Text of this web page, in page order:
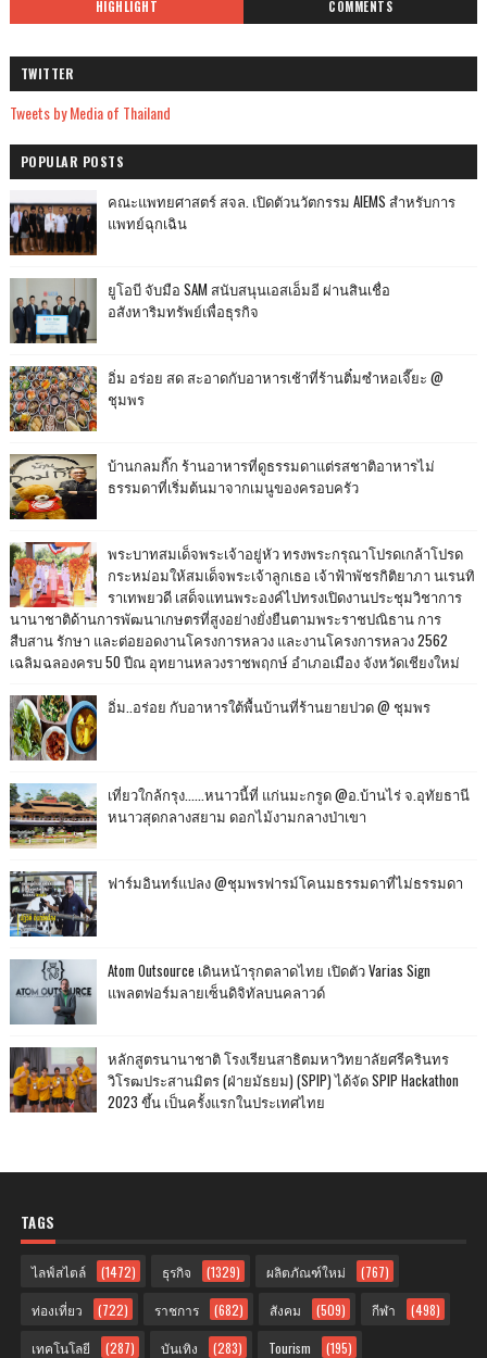
HIGHLIGHT COMMENTS
TWITTER
Tweets by Media of Thailand
POPULAR POSTS
คณะแพทยศาสตร์ สจล. เปิดตัวนวัตกรรม AIEMS สำหรับการ
แพทย์ฉุกเฉิน
ยูโอบี จับมือ SAM สนับสนุนเอสเอ็มอี ผ่านสินเชื่อ
อสังหาริมทรัพย์เพื่อธุรกิจ
อิ่ม อร่อย สด สะอาดกับอาหารเช้าที่ร้านติ๋มซำหอเจี๊ยะ @
ชุมพร
บ้านกลมกิ๊ก ร้านอาหารที่ดูธรรมดาแต่รสชาติอาหารไม่
ธรรมดาที่เริ่มต้นมาจากเมนูของครอบครัว
พระบาทสมเด็จพระเจ้าอยู่หัว ทรงพระกรุณาโปรดเกล้าโปรด
กระหม่อมให้สมเด็จพระเจ้าลูกเธอ เจ้าฟ้าพัชรกิติยาภา นเรนทิ
ราเทพยวดี เสด็จแทนพระองค์ไปทรงเปิดงานประชุมวิชาการ
นานาชาติด้านการพัฒนาเกษตรที่สูงอย่างยั่งยืนตามพระราชปณิธาน การ
สืบสาน รักษา และต่อยอดงานโครงการหลวง และงานโครงการหลวง 2562
เฉลิมฉลองครบ 50 ปีณ อุทยานหลวงราชพฤกษ์ อำเภอเมือง จังหวัดเชียงใหม่
อิ่ม..อร่อย กับอาหารใต้พื้นบ้านที่ร้านยายปวด @ ชุมพร
เที่ยวใกล้กรุง......หนาวนี้ที่ แก่นมะกรูด @อ.บ้านไร่ จ.อุทัยธานี
หนาวสุดกลางสยาม ดอกไม้งามกลางป่าเขา
ฟาร์มอินทร์แปลง @ชุมพรฟารม์โคนมธรรมดาที่ไม่ธรรมดา
Atom Outsource เดินหน้ารุกตลาดไทย เปิดตัว Varias Sign
แพลตฟอร์มลายเซ็นดิจิทัลบนคลาวด์
หลักสูตรนานาชาติ โรงเรียนสาธิตมหาวิทยาลัยศรีครินทร
วิโรฒประสานมิตร (ฝ่ายมัธยม) (SPIP) ได้จัด SPIP Hackathon
2023 ขึ้น เป็นครั้งแรกในประเทศไทย
TAGS
ไลฟ์สไตล์ (1472) ธุรกิจ (1329) ผลิตภัณฑ์ใหม่ (767)
ท่องเที่ยว (722) ราชการ (682) สังคม (509) กีฬา (498)
เทคโนโลยี (287) บันเทิง (283) Tourism (195)